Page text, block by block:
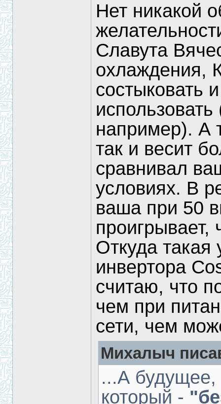
Нет никакой
Славута
охлаждения,
состыковать
например). А
так и весит
сравнивал
условиях. В
ваша при 50
проигрывает,
Откуда такая
инвертора
считаю, что
чем при
сети, чем
Михалыч
...А
который -